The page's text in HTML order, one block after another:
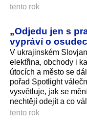
tento rok
„Odjedu jen s
vypráví o
V ukrajinském
elektřina, obchody i
útocích a město se
pořad Spotlight
vysvětluje, jak se
nechtějí odejít a co
tento rok